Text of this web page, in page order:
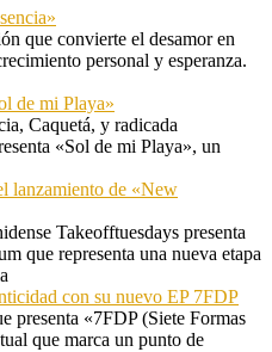
que convierte el desamor en
personal y esperanza.
de mi Playa»
Caquetá, y radicada
«Sol de mi Playa», un
lanzamiento de «New
Takeofftuesdays presenta
que representa una nueva etapa
con su nuevo EP 7FDP
presenta «7FDP (Siete Formas
que marca un punto de